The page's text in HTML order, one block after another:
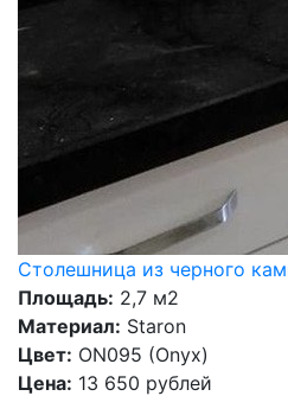
Столешница из черного
Площадь: 2,7 м2
Материал: Staron
Цвет: ON095 (Onyx)
Цена: 13 650 рублей